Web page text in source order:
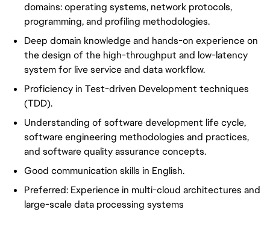
domains: operating systems, network protocols,
programming, and profiling methodologies.
Deep domain knowledge and hands-on experience on
the design of the high-throughput and low-latency
system for live service and data workflow.
Proficiency in Test-driven Development techniques
(TDD).
Understanding of software development life cycle,
software engineering methodologies and practices,
and software quality assurance concepts.
Good communication skills in English.
Preferred: Experience in multi-cloud architectures and
large-scale data processing systems